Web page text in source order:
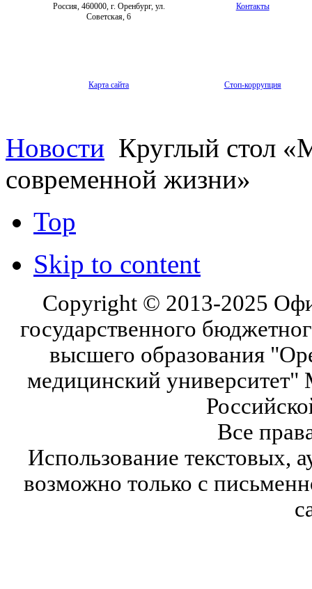
Россия, 460000, г. Оренбург, ул.
Советская, 6
Контакты
Карта сайта Стоп-коррупция
Новости Круглый стол
современной жизни»
Top
Skip to content
Copyright © 2013-2025
государственного
высшего образования
медицинский университет"
Все
Использование текстовых,
возможно только с